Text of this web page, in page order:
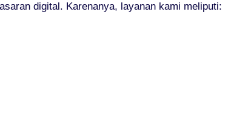
digital. Karenanya, layanan kami meliputi: